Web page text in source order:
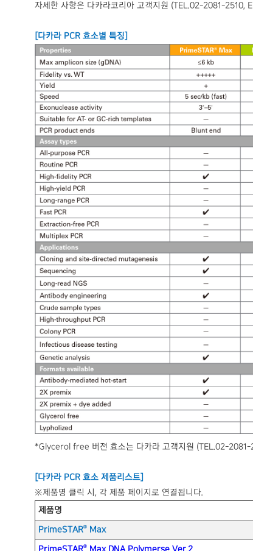
자세한 사항은 다카라코리아 고객지원 (TEL.02-2081-2510,
[다카라 PCR 효소별 특징]
*Glycerol free 버전 효소는 다카라 고객지원 (TEL.02-2081-
[다카라 PCR 효소 제품리스트]
※제품명 클릭 시, 각 제품 페이지로 연결됩니다.
제품명
PrimeSTAR®
Max
PrimeSTAR® Max DNA Polymerse Ver.2